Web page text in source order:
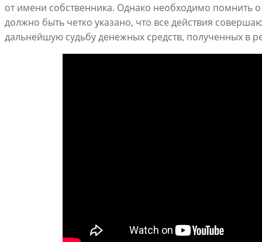
от имени собственника. Однако необходимо помнить
должно быть четко указано, что все действия
дальнейшую судьбу денежных средств, полученных в